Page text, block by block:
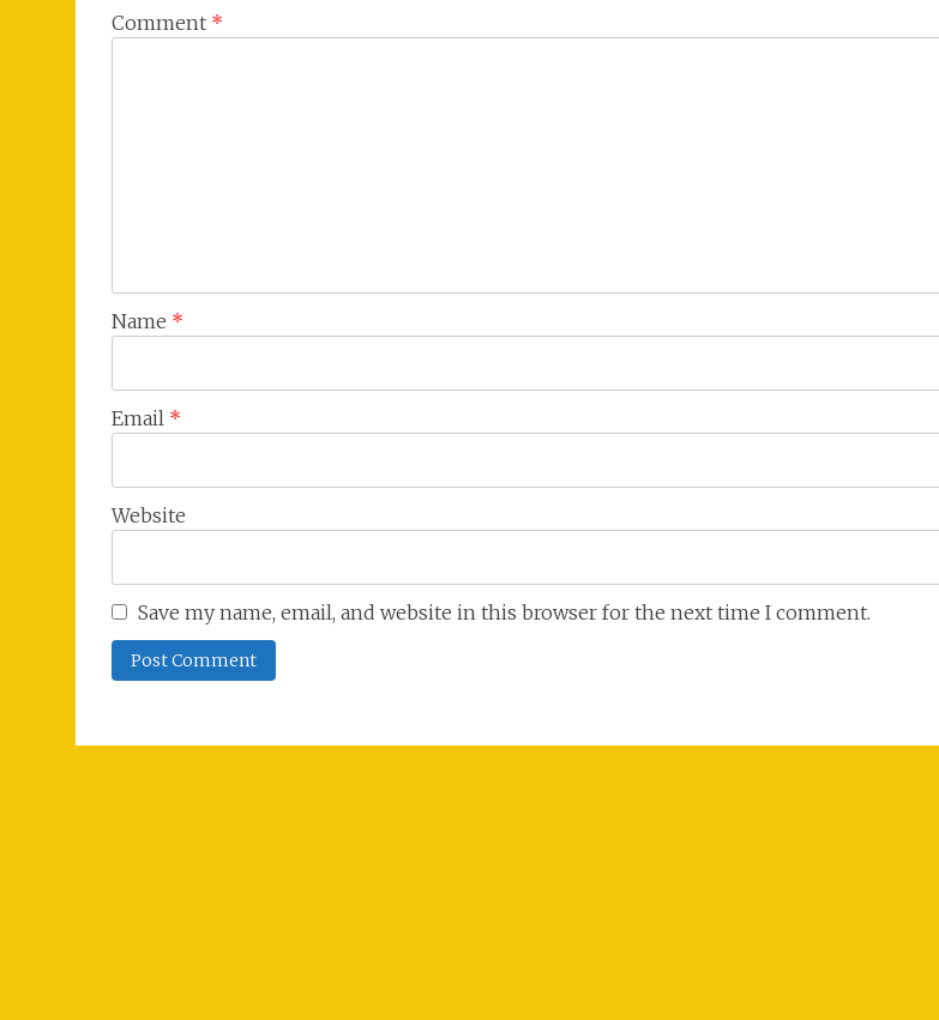
Comment *
Name *
Email *
Website
Save my name, email, and website in this browser for the next time I comment.